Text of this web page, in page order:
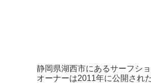
静岡県湖西市にあるサーフシ
オーナーは2011年に公開され